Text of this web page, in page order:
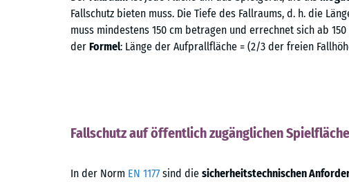
Fallschutz bieten muss. Die Tiefe des Fallraums, d. h. die
muss mindestens 150 cm betragen und errechnet sich ab
der Formel: Länge der Aufprallfläche = (2/3 der freien
Fallschutz auf öffentlich zugänglichen
In der Norm EN 1177 sind die sicherheitstechnischen